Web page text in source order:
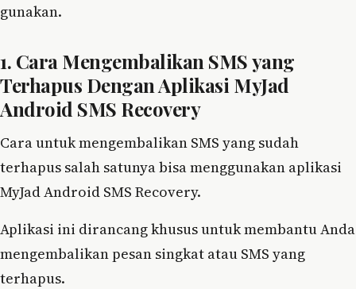
gunakan.
1. Cara Mengembalikan SMS yang
Terhapus Dengan Aplikasi MyJad
Android SMS Recovery
Cara untuk mengembalikan SMS yang sudah
terhapus salah satunya bisa menggunakan aplikasi
MyJad Android SMS Recovery.
Aplikasi ini dirancang khusus untuk membantu Anda
mengembalikan pesan singkat atau SMS yang
terhapus.